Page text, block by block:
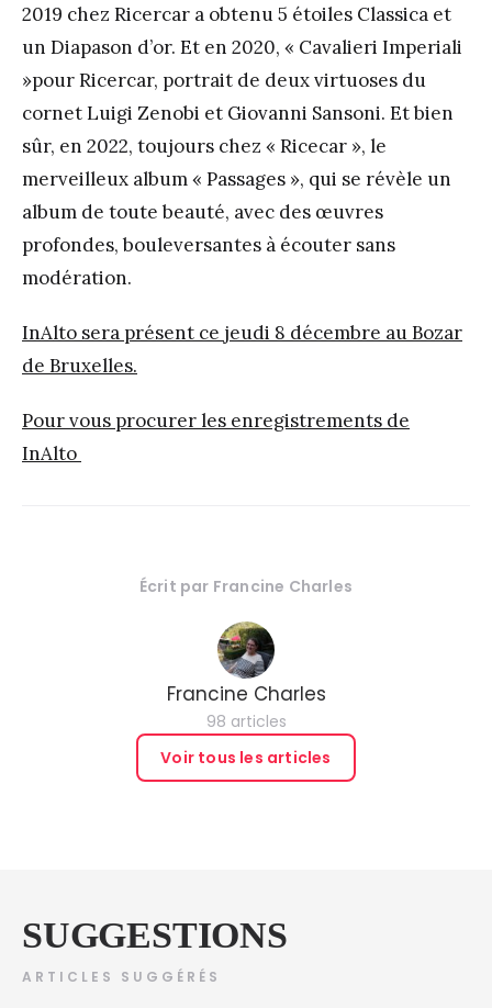
2019 chez Ricercar a obtenu 5 étoiles Classica et
un Diapason d’or. Et en 2020, « Cavalieri Imperiali
»pour Ricercar, portrait de deux virtuoses du
cornet Luigi Zenobi et Giovanni Sansoni. Et bien
sûr, en 2022, toujours chez « Ricecar », le
merveilleux album « Passages », qui se révèle un
album de toute beauté, avec des œuvres
profondes, bouleversantes à écouter sans
modération.
InAlto sera présent ce jeudi 8 décembre au Bozar
de Bruxelles.
Pour vous procurer les enregistrements de
InAlto
Écrit par Francine Charles
Francine Charles
98 articles
Voir tous les articles
SUGGESTIONS
ARTICLES SUGGÉRÉS